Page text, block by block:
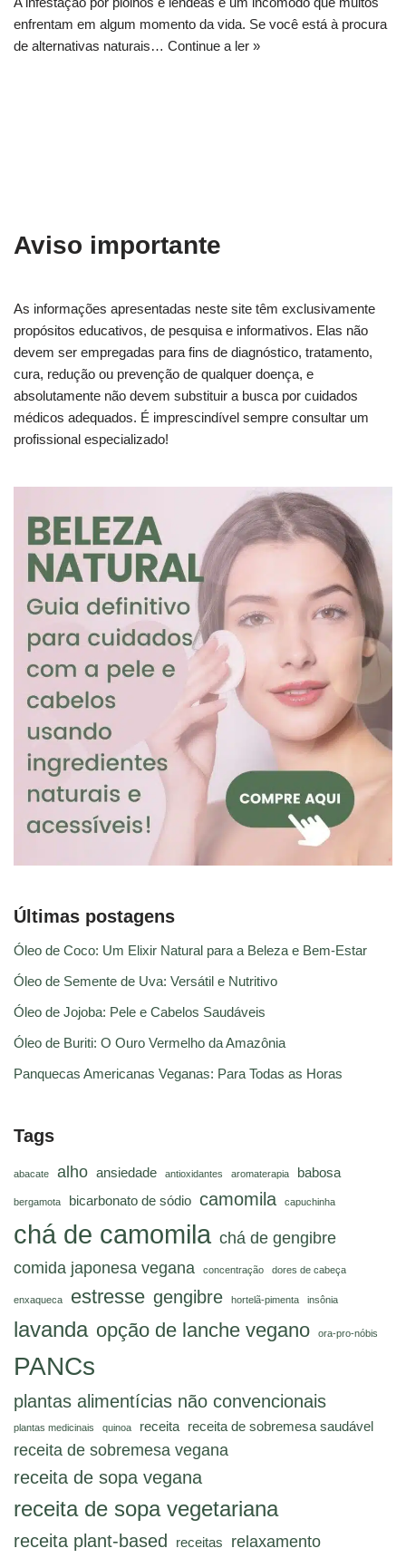
enfrentam em algum momento da vida. Se você está à procura
de alternativas naturais… Continue a ler »
Aviso importante
As informações apresentadas neste site têm exclusivamente
propósitos educativos, de pesquisa e informativos. Elas não
devem ser empregadas para fins de diagnóstico, tratamento,
cura, redução ou prevenção de qualquer doença, e
absolutamente não devem substituir a busca por cuidados
médicos adequados. É imprescindível sempre consultar um
profissional especializado!
Últimas postagens
Óleo de Coco: Um Elixir Natural para a Beleza e Bem-Estar
Óleo de Semente de Uva: Versátil e Nutritivo
Óleo de Jojoba: Pele e Cabelos Saudáveis
Óleo de Buriti: O Ouro Vermelho da Amazônia
Panquecas Americanas Veganas: Para Todas as Horas
Tags
abacate alho ansiedade antioxidantes aromaterapia babosa
bergamota bicarbonato de sódio camomila capuchinha
chá de camomila chá de gengibre
comida japonesa vegana
concentração dores de cabeça
enxaqueca estresse gengibre hortelã-pimenta insônia
lavanda opção de lanche vegano ora-pro-nóbis
PANCs
plantas alimentícias não convencionais
plantas medicinais quinoa receita receita de sobremesa saudável
receita de sobremesa vegana
receita de sopa vegana
receita de sopa vegetariana
receita plant-based receitas relaxamento